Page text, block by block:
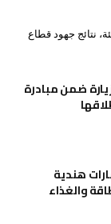
نتائج جهود قطاع
مليون زيارة ضمن مبادرة
هندية
والغذاء